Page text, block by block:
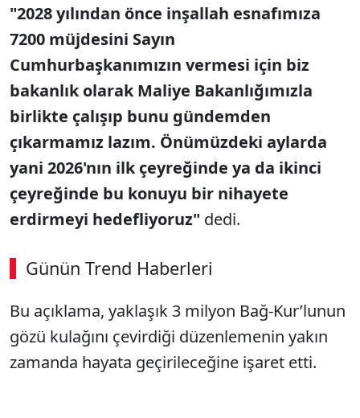
"2028 yılından önce inşallah esnafımıza
7200 müjdesini Sayın
Cumhurbaşkanımızın vermesi için biz
bakanlık olarak Maliye Bakanlığımızla
birlikte çalışıp bunu gündemden
çıkarmamız lazım. Önümüzdeki aylarda
yani 2026'nın ilkçeyreğinde ya da ikinci
çeyreğinde bu konuyu bir nihayete
erdirmeyi hedefliyoruz" dedi.
Günün Trend Haberleri
00:02 / 09:08
Sesi Aç
Bu açıklama, yaklaşık 3 milyon Bağ-Kur’lunun
gözü kulağını çevirdiği düzenlemenin yakın
zamanda hayata geçirileceğine işaret etti.